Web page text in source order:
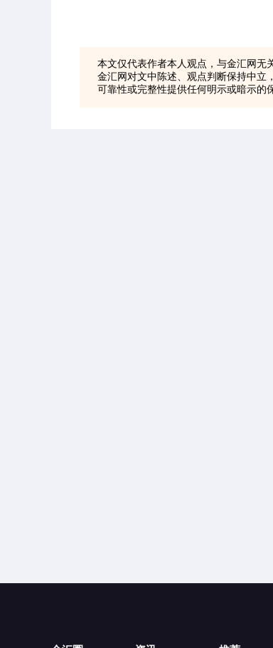
本文仅代表作者本人观点，与金汇网无
金汇网对文中陈述、观点判断保持中立
可靠性或完整性提供任何明示或暗示的